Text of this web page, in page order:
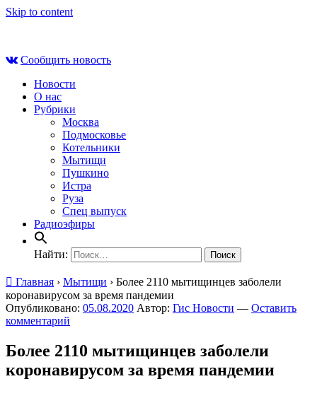
Skip to content
Сообщить новость
Новости
О нас
Рубрики
Москва
Подмосковье
Котельники
Мытищи
Пушкино
Истра
Руза
Спец выпуск
Радиоэфиры
Найти:
Главная › Мытищи › Более 2110 мытищинцев заболели
коронавирусом за время пандемии
Опубликовано: 05.08.2020 Автор: Гис Новости — Оставить
комментарий
Более 2110 мытищинцев заболели
коронавирусом за время пандемии